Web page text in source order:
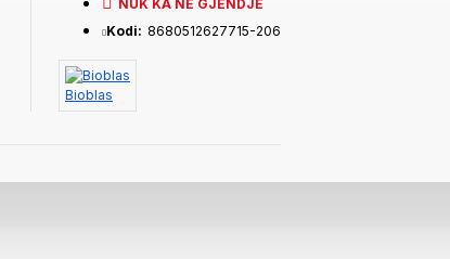
NUK KA NË GJENDJE
Kodi: 8680512627715-206
Bioblas